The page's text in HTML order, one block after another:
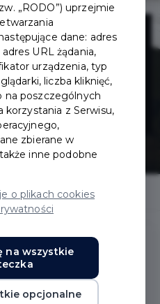
ul.
ul. Wyspiańskiego 68-78
68-78
„RODO”) uprzejmie
dane: adres
URL żądania,
urządzenia, typ
liczba kliknięć,
na poszczególnych
korzystania z Serwisu,
zbierane w
inne podobne
o plikach cookies
na wszystkie
opcjonalne